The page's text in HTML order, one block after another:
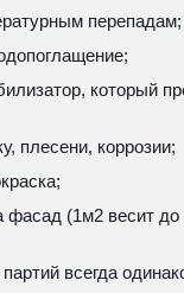
перепадам;
который
плесени, коррозии;
фасад (1м2 весит до
всегда